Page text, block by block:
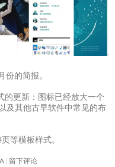
的简报。
的更新：图标已经放大一个
及其他古早软件中常见的布
等模板样式。
留下评论